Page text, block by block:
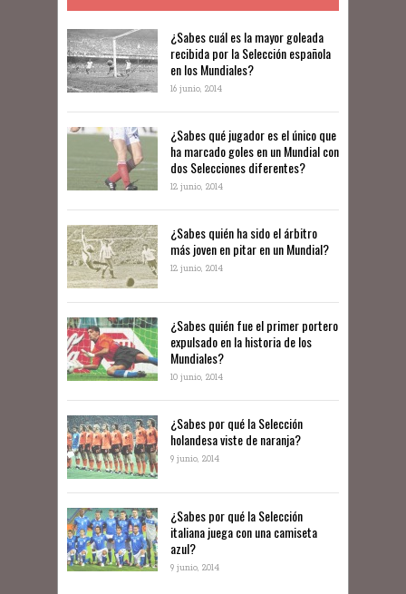
​​¿Sabes cuál es la mayor goleada
recibida por la Selección española
en los Mundiales?
16 junio, 2014
¿Sabes qué jugador es el único que
ha marcado goles en un Mundial con
dos Selecciones diferentes?
12 junio, 2014
¿Sabes quién ha sido el árbitro
más joven en pitar en un Mundial?
12 junio, 2014
¿Sabes quién fue el primer portero
expulsado en la historia de los
Mundiales?
10 junio, 2014
​¿Sabes por qué la Selección
holandesa viste de naranja?
9 junio, 2014
¿Sabes por qué la Selección
italiana juega con una camiseta
azul?
9 junio, 2014